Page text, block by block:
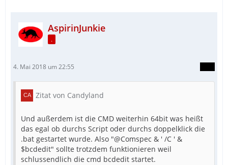
AspirinJunkie
.
4. Mai 2018 um 22:55
Zitat von Candyland
Und außerdem ist die CMD weiterhin 64bit was heißt
das egal ob durchs Script oder durchs doppelklick die
.bat gestartet wurde. Also "@Comspec & ' /C ' &
$bcdedit" sollte trotzdem funktionieren weil
schlussendlich die cmd bcdedit startet.